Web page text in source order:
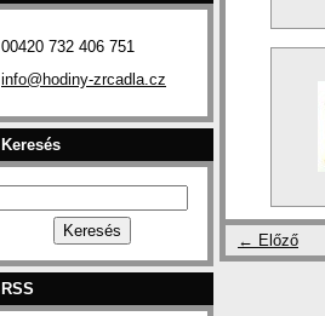
← Előző
00420 732 406 751
info@hodiny-zrcadla.cz
Keresés
RSS